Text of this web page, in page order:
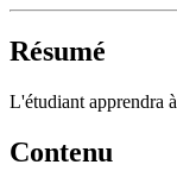
Résumé
L'étudiant apprendra
Contenu